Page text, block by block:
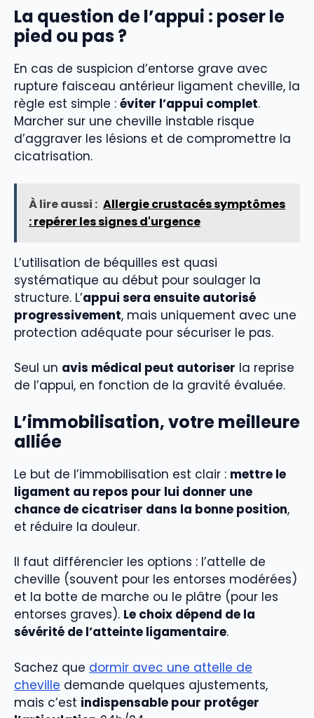
La question de l’appui : poser le
pied ou pas ?
En cas de suspicion d’entorse grave avec
rupture faisceau antérieur ligament cheville, la
règle est simple : éviter l’appui complet.
Marcher sur une cheville instable risque
d’aggraver les lésions et de compromettre la
cicatrisation.
À lire aussi : Allergie crustacés symptômes
: repérer les signes d'urgence
L’utilisation de béquilles est quasi
systématique au début pour soulager la
structure. L’appui sera ensuite autorisé
progressivement, mais uniquement avec une
protection adéquate pour sécuriser le pas.
Seul un avis médical peut autoriser la reprise
de l’appui, en fonction de la gravité évaluée.
L’immobilisation, votre meilleure
alliée
Le but de l’immobilisation est clair : mettre le
ligament au repos pour lui donner une
chance de cicatriser dans la bonne position,
et réduire la douleur.
Il faut différencier les options : l’attelle de
cheville (souvent pour les entorses modérées)
et la botte de marche ou le plâtre (pour les
entorses graves). Le choix dépend de la
sévérité de l’atteinte ligamentaire.
Sachez que dormir avec une attelle de
cheville demande quelques ajustements,
mais c’est indispensable pour protéger